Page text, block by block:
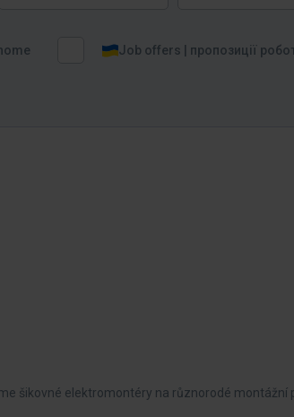
Job offers | пропозиції
šikovné elektromontéry na různorodé montážní